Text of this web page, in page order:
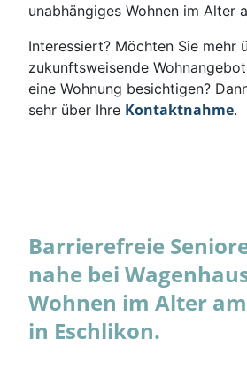
unabhängiges Wohnen im Alter
Interessiert? Möchten Sie mehr
zukunftsweisende
eine Wohnung besichtigen?
sehr über Ihre Kontaktnahme.
Barrierefreie
nahe bei
Wohnen im Alter
in Eschlikon.